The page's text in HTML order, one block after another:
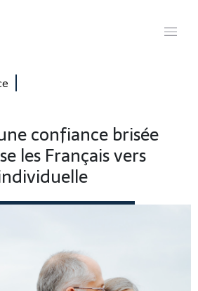
confiance brisée
les Français vers